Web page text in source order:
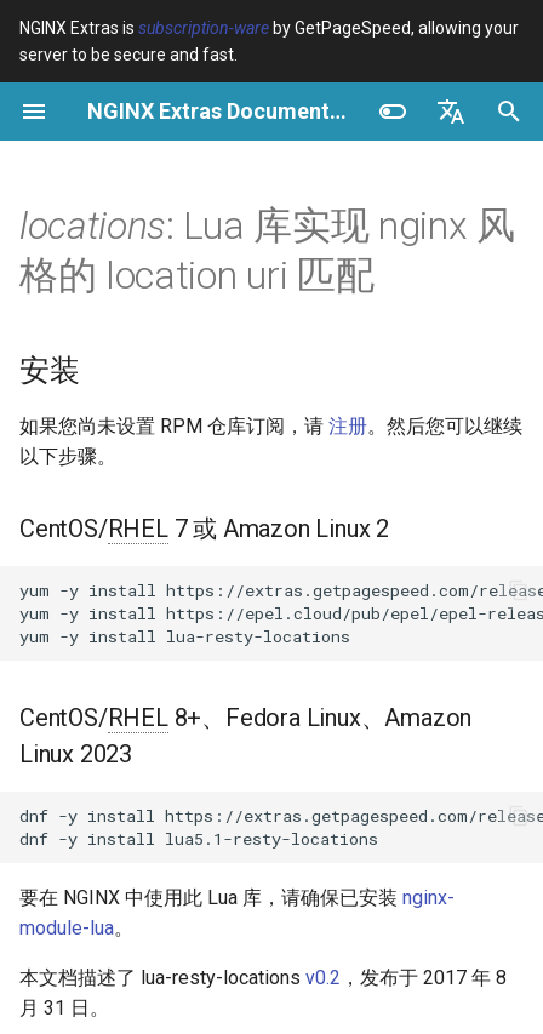
NGINX Extras is subscription-ware by GetPageSpeed, allowing your
server to be secure and fast.
NGINX Extras Documentation
Español
Português (Brasil)
Deutsch
中文
正
在
始
化
搜
引
擎
device-type Variables
Examples
geoip2
Directives
Examples
Get started
Production operations
history
accept-language
access-control
ajp
auth-digest
auth-hash
auth-pam
auth-radius
CentOS/RHEL 7 或 Amazon
Linux 2
方法
new
lookup
VPS/Dedicated - FastCGI
Cache
性能
安全
支
NGINX-MOD - 增强版
RHEL、CentOS 和 Rocky
Linux 上安装
Plesk 控制面板的 NGINX 模
块 - RPM 包
cPanel EA4 NGINX 模块 - 将
ea-nginx 变成性能与安全的强
NGINX HTTP/3 QUIC 支持 -
RHEL 和 CentOS 的 RPM 包
Angie Web Server - 在
RHEL、CentOS、Rocky Linux
locations: Lua 库实现 nginx 风
格的 location uri 匹配
安装
如果您尚未设置 RPM 仓库订阅，请 注册。然后您可以继续
以下步骤。
CentOS/RHEL7 或 Amazon Linux 2
yum -y install
https://extras.getpagespeed.com/
yum -y install
https://epel.cloud/pub/epel/epel-
yum -y install
CentOS/RHEL8+、Fedora Linux、Amazon
Linux 2023
dnf -y install
https://extras.getpagespeed.com/
dnf -y install
要在 NGINX 中使用此 Lua 库，请确保已安装 nginx-
module-lua。
本文档描述了 lua-resty-locations v0.2 ，发布于 2017 年 8
月 31 日。